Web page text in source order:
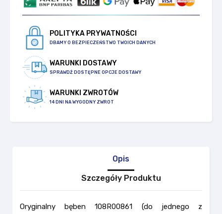
POLITYKA PRYWATNOŚCI
DBAMY O BEZPIECZEŃSTWO TWOICH DANYCH
WARUNKI DOSTAWY
SPRAWDŹ DOSTĘPNE OPCJE DOSTAWY
WARUNKI ZWROTÓW
14 DNI NA WYGODNY ZWROT
Opis
Szczegóły Produktu
Oryginalny bęben 108R00861 (do jednego z